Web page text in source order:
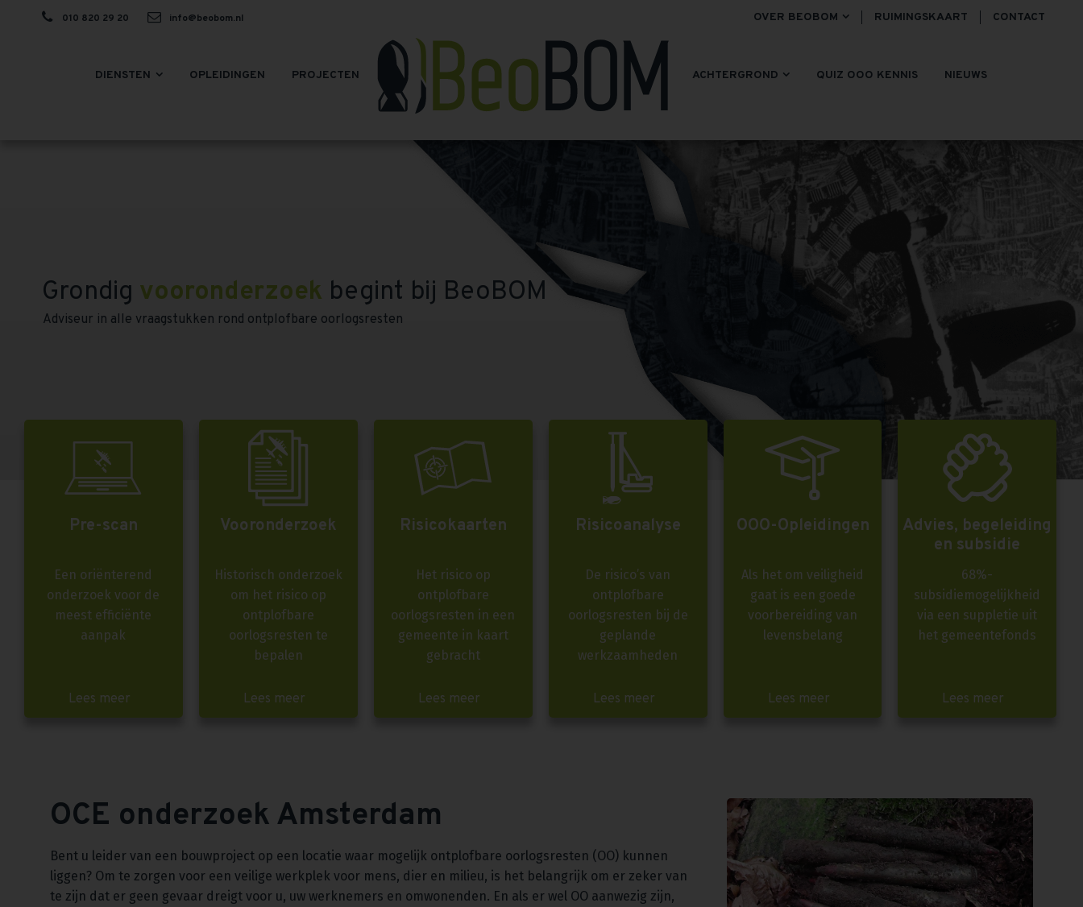
010 820 29 20 info@beobom.nl OVER BEOBOM RUIMINGSKAART CONTACT
DIENSTEN OPLEIDINGEN PROJECTEN ACHTERGROND QUIZ OOO KENNIS NIEUWS
Grondig vooronderzoek begint bij BeoBOM
Adviseur in alle vraagstukken rond ontplofbare oorlogsresten
Pre-scan
Een oriënterend
onderzoek voor de
meest efficiënte
aanpak
Lees meer
Vooronderzoek
Historisch onderzoek
om het risico op
ontplofbare
oorlogsresten te
bepalen
Lees meer
Risicokaarten
Het risico op
ontplofbare
oorlogsresten in een
gemeente in kaart
gebracht
Lees meer
Risicoanalyse
De risico’s van
ontplofbare
oorlogsresten bij de
geplande
werkzaamheden
Lees meer
OOO-Opleidingen
Als het om veiligheid
gaat is een goede
voorbereiding van
levensbelang
Lees meer
Advies, begeleiding
en subsidie
68%-
subsidiemogelijkheid
via een suppletie uit
het gemeentefonds
Lees meer
OCE onderzoek Amsterdam
Bent u leider van een bouwproject op een locatie waar mogelijk ontplofbare oorlogsresten (OO) kunnen
liggen? Om te zorgen voor een veilige werkplek voor mens, dier en milieu, is het belangrijk om er zeker van
te zijn dat er geen gevaar dreigt voor u, uw werknemers en omwonenden. En als er wel OO aanwezig zijn,